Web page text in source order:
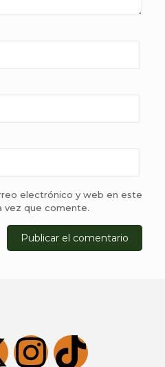
electrónico y web en este
vez que comente.